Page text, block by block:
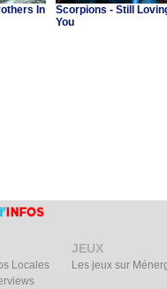
In
Scorpions - Still
You
Locales
JEUX
Les jeux sur